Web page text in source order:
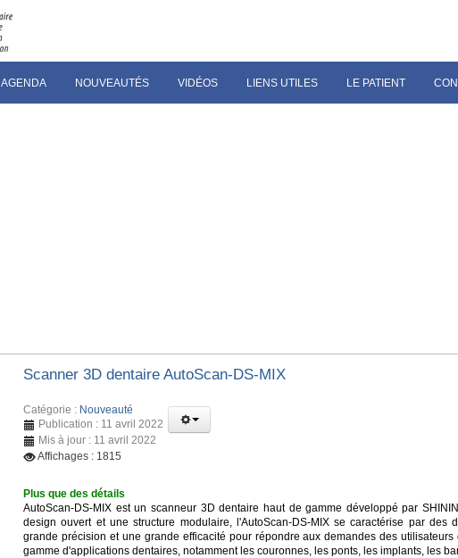
AGENDA NOUVEAUTÉS VIDÉOS LIENS UTILES LE PATIENT
Scanner 3D dentaire AutoScan-DS-MIX
Catégorie : Nouveauté
Publication : 11 avril 2022
Mis à jour : 11 avril 2022
Affichages : 1815
Plus que des détails
AutoScan-DS-MIX est un scanneur 3D dentaire haut de gamme développé par
design ouvert et une structure modulaire, l'AutoScan-DS-MIX se caractérise par des
grande précision et une grande efficacité pour répondre aux demandes des utilisateurs
gamme d'applications dentaires, notamment les couronnes, les ponts, les implants, les